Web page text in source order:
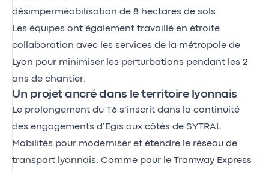
désimperméabilisation de 8 hectares de sols.
Les équipes ont également travaillé en étroite
collaboration avec les services de la métropole de
Lyon pour minimiser les perturbations pendant les 2
ans de chantier.
Un projet ancré dans le territoire lyonnais
Le prolongement du T6 s’inscrit dans la continuité
des engagements d’Egis aux côtés de SYTRAL
Mobilités pour moderniser et étendre le réseau de
transport lyonnais. Comme pour le Tramway Express